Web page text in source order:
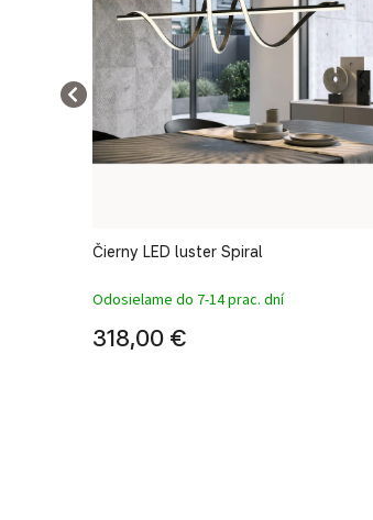
Čierny LED luster Spiral
Odosielame do 7-14 prac. dní
318,00 €